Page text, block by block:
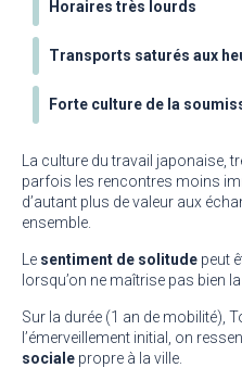
Horaires très lourds
Transports saturés aux
Forte culture de la
La culture du travail japonaise,
parfois les rencontres moins
d’autant plus de valeur aux
ensemble.
Le sentiment de solitude peut
lorsqu’on ne maîtrise pas bien
Sur la durée (1 an de mobilité),
l’émerveillement initial, on
sociale propre à la ville.